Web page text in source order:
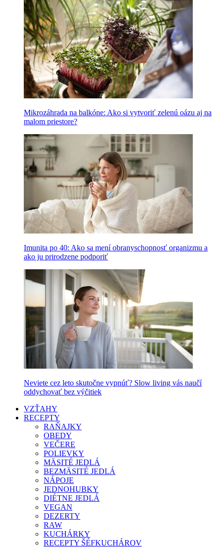
Mikrozáhrada na balkóne: Ako si vytvoriť zelenú oázu aj na
malom priestore?
Imunita po 40: Ako sa mení obranyschopnosť organizmu a
ako ju prirodzene podporiť
Neviete cez leto skutočne vypnúť? Slow living vás naučí
oddychovať bez výčitiek
VZŤAHY
RECEPTY
RAŇAJKY
OBEDY
VEČERE
POLIEVKY
MÄSITÉ JEDLÁ
BEZMÄSITÉ JEDLÁ
NÁPOJE
JEDNOHUBKY
DIÉTNE JEDLÁ
VEGAN
DEZERTY
RAW
KUCHÁRKY
RECEPTY ŠÉFKUCHÁROV